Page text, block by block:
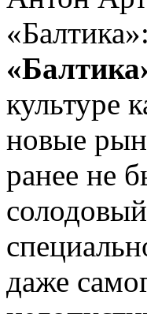
«Балтика»:
культуре
новые
ранее не
даже